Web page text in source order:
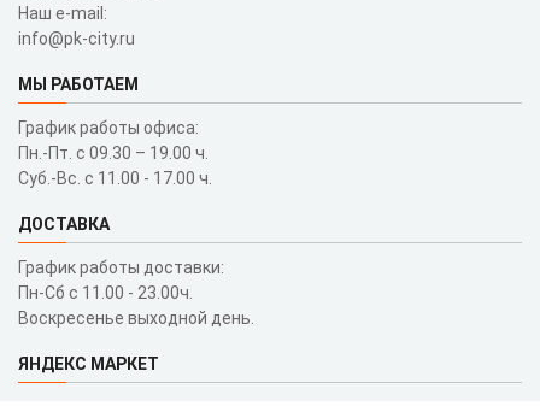
Наш e-mail:
info@pk-city.ru
МЫ РАБОТАЕМ
График работы офиса:
Пн.-Пт. с 09.30 – 19.00 ч.
Суб.-Вс. с 11.00 - 17.00 ч.
ДОСТАВКА
График работы доставки:
Пн-Сб с 11.00 - 23.00ч.
Воскресенье выходной день.
ЯНДЕКС МАРКЕТ